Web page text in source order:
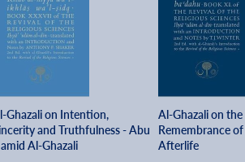
Ghazali on Intention,
and Truthfulness - Abu
Al-Ghazali
Al-Ghazali on the
Remembrance
Afterlife